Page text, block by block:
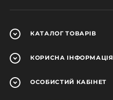
КАТАЛОГ ТОВАРІВ
КОРИСНА ІНФОРМАЦІЯ
ОСОБИСТИЙ КАБІНЕТ